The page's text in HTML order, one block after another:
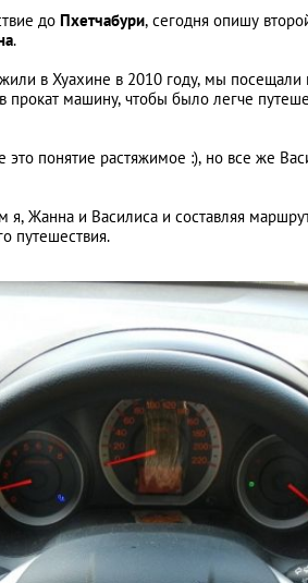
до Пхетчабури, сегодня опишу
.
в Хуахине в 2010 году, мы
прокат машину, чтобы было легче
понятие растяжимое :), но все же
я, Жанна и Василиса и составляя
путешествия.